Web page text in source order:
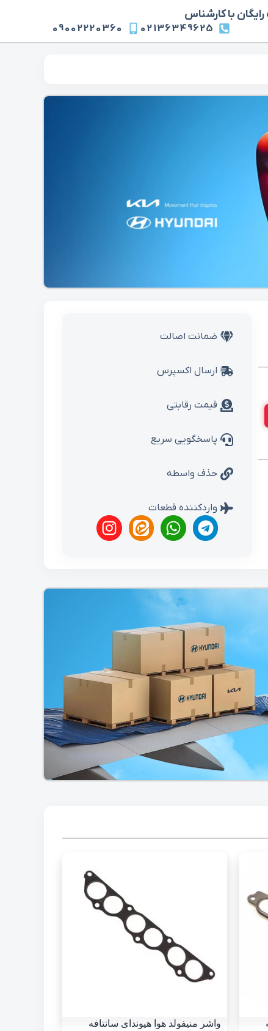
با کارشناس
02136349625
09002220360
ضمانت اصالت
ارسال اکسپرس
قیمت رقابتی
پاسخگویی سریع
حذف واسطه
واردکننده قطعات
واشر منیفولد هوا هیوندای سانتافه